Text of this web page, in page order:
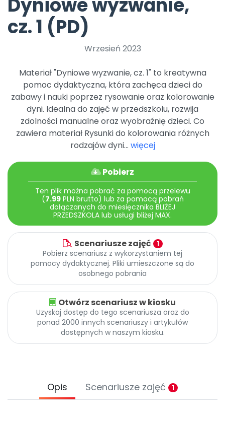
Archiwalne numery
Pomoc
Promocje
Dyniowe wyzwanie,
cz. 1 (PD)
Wrzesień 2023
Materiał "Dyniowe wyzwanie, cz. 1" to kreatywna
pomoc dydaktyczna, która zachęca dzieci do
zabawy i nauki poprzez rysowanie oraz kolorowanie
dyni. Idealna do zajęć w przedszkolu, rozwija
zdolności manualne oraz wyobraźnię dzieci. Co
zawiera materiał Rysunki do kolorowania różnych
rodzajów dyni... więcej
Pobierz
Ten plik można pobrać za pomocą przelewu
(7.99PLN brutto) lub za pomocą pobrań
dołączanych do miesięcznika BLIŻEJ
PRZEDSZKOLA lub usługi bliżej MAX.
Scenariusze zajęć 1
Pobierz scenariusz z wykorzystaniem tej
pomocy dydaktycznej. Pliki umieszczone są do
osobnego pobrania
Otwórz scenariusz w kiosku
Uzyskaj dostęp do tego scenariusza oraz do
ponad 2000 innych scenariuszy i artykułów
dostępnych w naszym kiosku.
Opis Scenariusze zajęć 1